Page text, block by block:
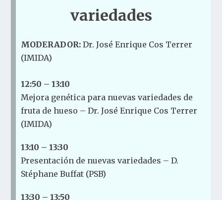
variedades
MODERADOR:Dr. José Enrique Cos Terrer
(IMIDA)
12:50 – 13:10
Mejora genética para nuevas variedades de
fruta de hueso – Dr. José Enrique Cos Terrer
(IMIDA)
13:10 – 13:30
Presentación de nuevas variedades – D.
Stéphane Buffat (PSB)
13:30 – 13:50